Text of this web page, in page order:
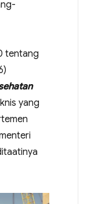
tentang
yang